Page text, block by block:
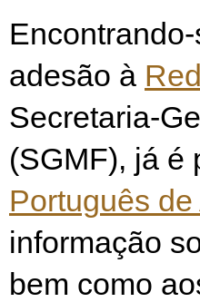
adesão à
Secretaria-
(SGMF), já
Português
informação
bem como